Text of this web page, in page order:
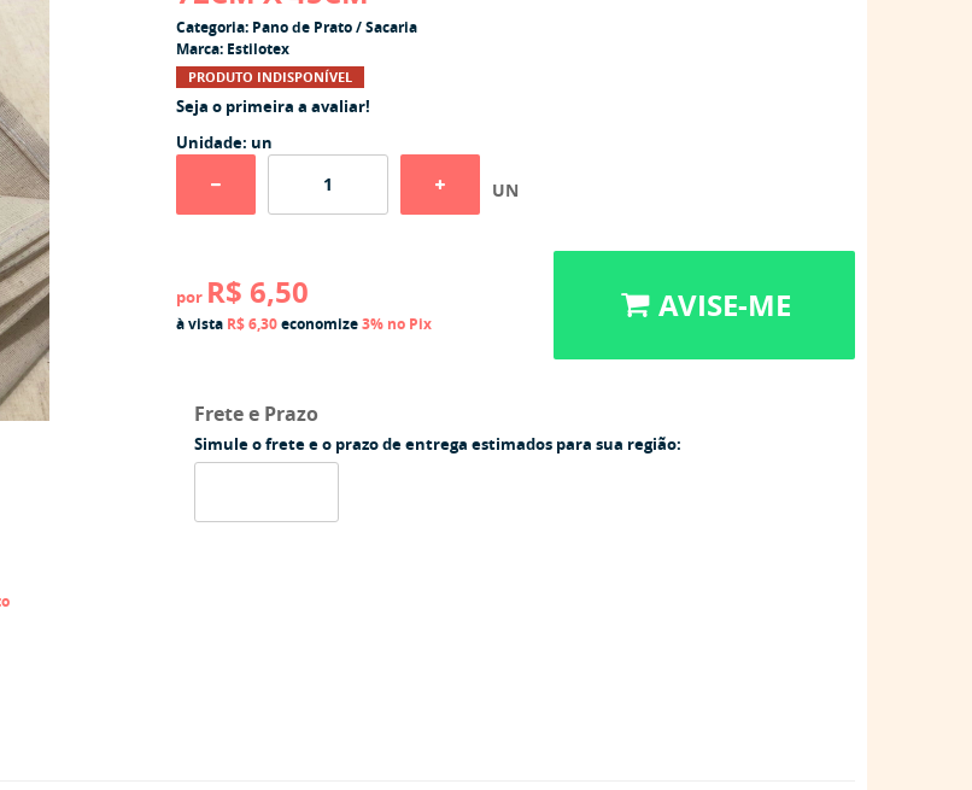
Categoria: Pano de Prato / Sacaria
Marca: Estilotex
PRODUTO INDISPONÍVEL
Seja o primeira a avaliar!
Unidade: un
UN
por R$ 6,50
à vista R$ 6,30economize3% no Pix AVISE-ME
Frete e Prazo
Simule o frete e o prazo de entrega estimados para sua região: